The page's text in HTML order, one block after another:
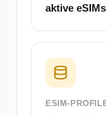
aktive
ESIM-